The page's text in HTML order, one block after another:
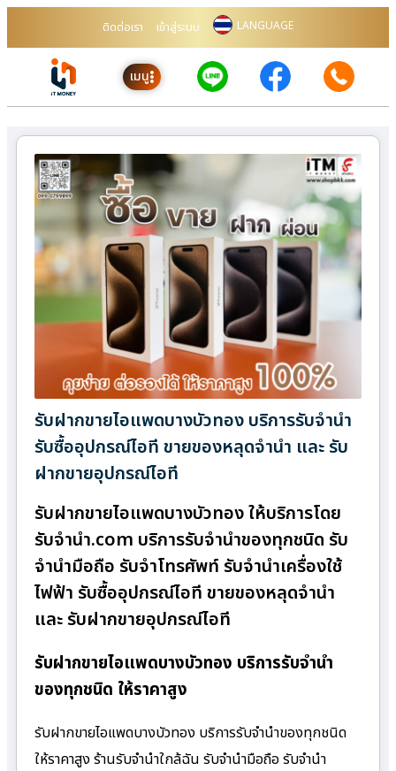
ติดต่อเรา เข้าสู่ระบบ LANGUAGE
เมนู
รับฝากขายไอแพดบางบัวทอง บริการรับจำนำ
รับซื้ออุปกรณ์ไอที ขายของหลุดจำนำ และ รับ
ฝากขายอุปกรณ์ไอที
รับฝากขายไอแพดบางบัวทอง ให้บริการโดย
รับจํานํา.com บริการรับจำนำของทุกชนิด รับ
จำนำมือถือ รับจำโทรศัพท์ รับจำนำเครื่องใช้
ไฟฟ้า รับซื้ออุปกรณ์ไอที ขายของหลุดจำนำ
และ รับฝากขายอุปกรณ์ไอที
รับฝากขายไอแพดบางบัวทอง บริการรับจำนำ
ของทุกชนิด ให้ราคาสูง
รับฝากขายไอแพดบางบัวทอง บริการรับจำนำของทุกชนิด
ให้ราคาสูง ร้านรับจํานําใกล้ฉัน รับจำนำมือถือ รับจำนำ